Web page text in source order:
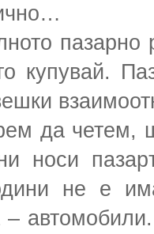
купувай.
да четем,
носи
не е
–